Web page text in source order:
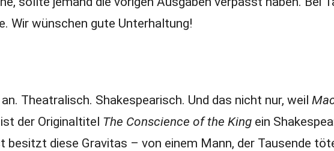
Wir wünschen gute Unterhaltung!
Theatralisch. Shakespearisch. Und das nicht nur, weil
der Originaltitel The Conscience of the Kingein
besitzt diese Gravitas – von einem Mann, der Tausende